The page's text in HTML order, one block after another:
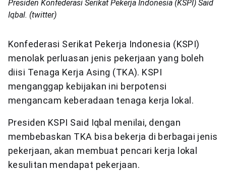
Presiden Konfederasi Serikat Pekerja Indonesia (KSPI) Said
Iqbal. (twitter)
Konfederasi Serikat Pekerja Indonesia (KSPI)
menolak perluasan jenis pekerjaan yang boleh
diisi Tenaga Kerja Asing (TKA). KSPI
menganggap kebijakan ini berpotensi
mengancam keberadaan tenaga kerja lokal.
Presiden KSPI Said Iqbal menilai, dengan
membebaskan TKA bisa bekerja di berbagai jenis
pekerjaan, akan membuat pencari kerja lokal
kesulitan mendapat pekerjaan.